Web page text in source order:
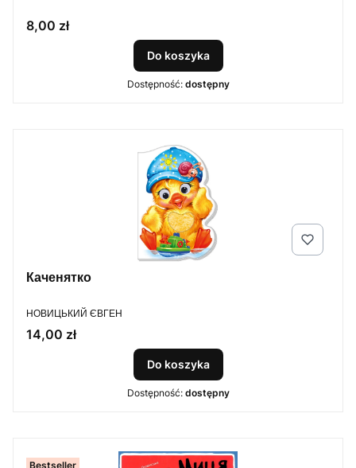
Cena
8,00 zł
Do koszyka
Dostępność: dostępny
Каченятко
PRODUCENT
НОВИЦЬКИЙ ЄВГЕН
Cena
14,00 zł
Do koszyka
Dostępność: dostępny
Bestseller